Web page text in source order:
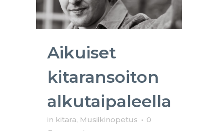
Aikuiset
kitaransoiton
alkutaipaleella
in kitara, Musiikinopetus
0